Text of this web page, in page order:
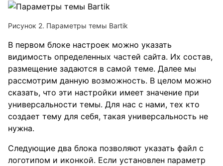
Рисунок 2. Параметры темы Bartik
В первом блоке настроек можно указать
видимость определенных частей сайта. Их состав,
размещение задаются в самой теме. Далее мы
рассмотрим данную возможность. В целом можно
сказать, что эти настройки имеет значение при
универсальности темы. Для нас с нами, тех кто
создает тему для себя, такая универсальность не
нужна.
Следующие два блока позволяют указать файл с
логотипом и иконкой. Если установлен параметр